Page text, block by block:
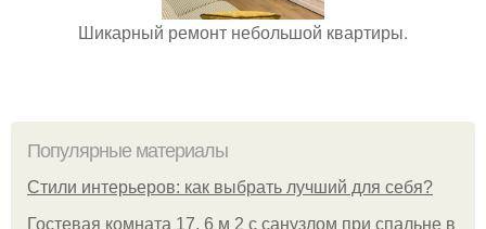
Шикарный ремонт небольшой квартиры.
Популярные материалы
Стили интерьеров: как выбрать лучший для себя?
Гостевая комната 17, 6 м 2 с санузлом при спальне в